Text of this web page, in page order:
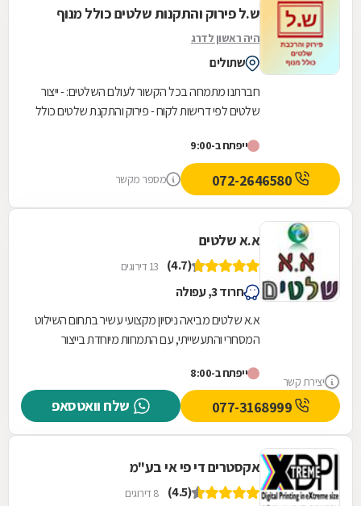
ש.ל פירוק והתקנות שלטים כולל מנוף
היה ראשון לדרג
שתולים
חברתנו מתמחה בכל הקשור לעולם השלטים: - ייצור
שלטים לפי דרישות לקוח - פירוק והתקנת שלטים כולל
ולא...ייפתח ב-9:00
מספר מקשר
יצירת קשר
א.א שלטים
(4.7) 13 דירוגים
חרוד 3, עפולה
א.א שלטים מביאה ניסיון מקצועי עשיר בתחום השילוט
המסחרי והתעשייתי, עם התמחות מיוחדת בייצור
במתן...
ייפתח ב-8:00
שלח וואטסאפ
אקסטרים די פי אי בע"מ
(4.5) 8 דירוגים